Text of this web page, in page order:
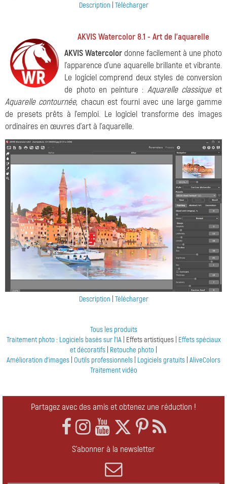
Description Télécharger
AKVIS Watercolor 8.1 - Art de l'aquarelle
AKVIS Watercolor donne facilement à une photo
l'apparence d'une aquarelle brillante et vibrante.
Le logiciel comprend deux styles de conversion
de photo en peinture : Aquarelle classiqueet
Aquarelle contournée, chacun est fourni avec une large gamme
de presets prêts à l'emploi. Le logiciel transforme des images
ordinaires en œuvres d'art à l'aquarelle.
Description Télécharger
Tous les produits
Traitement photo : Logiciels basés sur l'IA | Effets artistiques | Effets spéciaux
et décoratifs Retouche photo
Amélioration d'images Outils professionnels Logiciels gratuits AliveColors
Traitement vidéo
Partagez avec des amis et obtenez une réduction !
S'abonner à la newsletter